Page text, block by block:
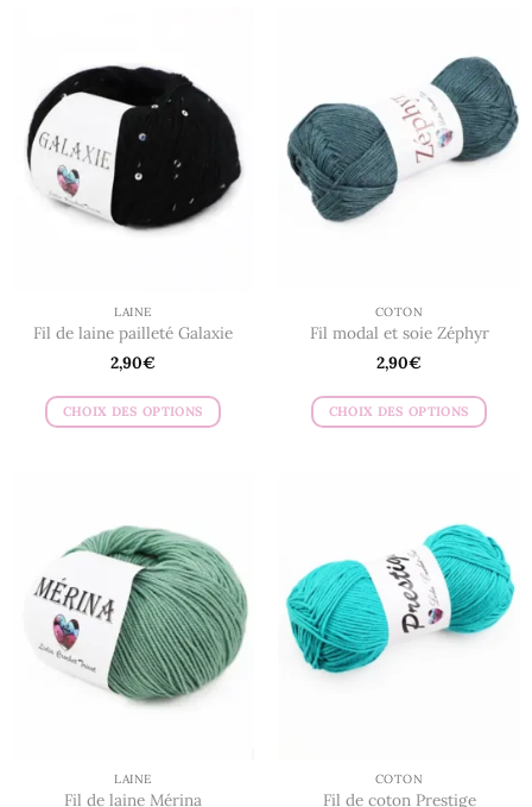
LAINE
Fil de laine pailleté Galaxie
2,90€
CHOIX DES OPTIONS
variations.
Les
options
peuvent
être
choisies
sur
la
produit
COTON
Fil modal et soie Zéphyr
2,90€
CHOIX DES OPTIONS
variations.
Les
options
peuvent
être
produit
LAINE
Fil de laine Mérina
COTON
Fil de coton Prestige